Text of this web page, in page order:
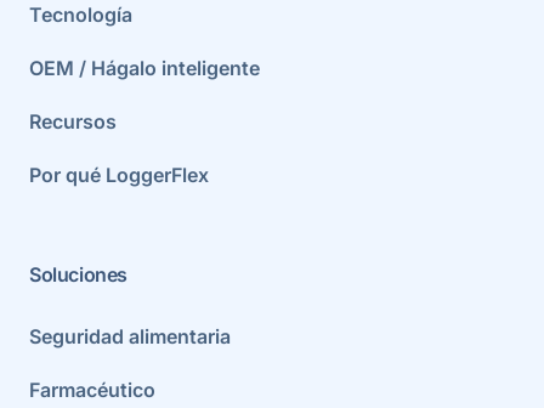
Tecnología
OEM / Hágalo inteligente
Recursos
Por qué LoggerFlex
Soluciones
Seguridad alimentaria
Farmacéutico